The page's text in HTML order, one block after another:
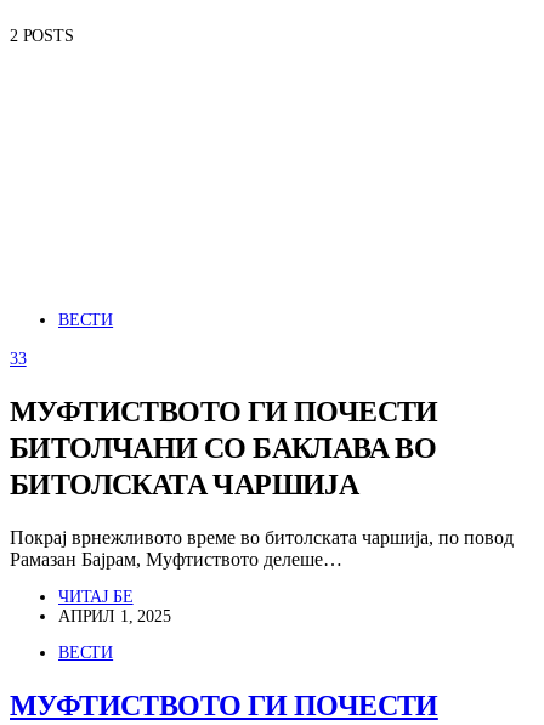
2 POSTS
ВЕСТИ
33
МУФТИСТВОТО ГИ ПОЧЕСТИ
БИТОЛЧАНИ СО БАКЛАВА ВО
БИТОЛСКАТА ЧАРШИЈА
Покрај врнежливото време во битолската чаршија, по повод
Рамазан Бајрам, Муфтиството делеше…
ЧИТАЈ БЕ
АПРИЛ 1, 2025
ВЕСТИ
МУФТИСТВОТО ГИ ПОЧЕСТИ